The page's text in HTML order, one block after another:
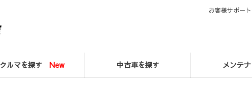
クルマを探す New 中古車を探す メンテ
お客様サポー